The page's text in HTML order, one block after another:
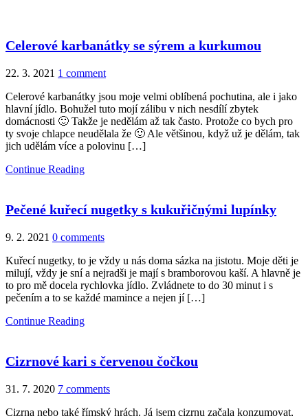
Celerové karbanátky se sýrem a kurkumou
22. 3. 2021 1 comment
Celerové karbanátky jsou moje velmi oblíbená pochutina, ale i jako
hlavní jídlo. Bohužel tuto mojí zálibu v nich nesdílí zbytek
domácnosti 🙂 Takže je nedělám až tak často. Protože co bych pro
ty svoje chlapce neudělala že 🙂 Ale většinou, když už je dělám, tak
jich udělám více a polovinu […]
Continue Reading
Pečené kuřecí nugetky s kukuřičnými lupínky
9. 2. 2021 0 comments
Kuřecí nugetky, to je vždy u nás doma sázka na jistotu. Moje děti je
milují, vždy je sní a nejradši je mají s bramborovou kaší. A hlavně je
to pro mě docela rychlovka jídlo. Zvládnete to do 30 minut i s
pečením a to se každé mamince a nejen jí […]
Continue Reading
Cizrnové kari s červenou čočkou
31. 7. 2020 7 comments
Cizrna nebo také římský hrách. Já jsem cizrnu začala konzumovat,